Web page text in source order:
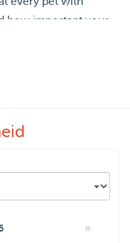
how important your
»